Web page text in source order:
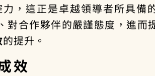
，這正是卓越領導者所具備
對合作夥伴的嚴謹態度，進而
的提升。
效